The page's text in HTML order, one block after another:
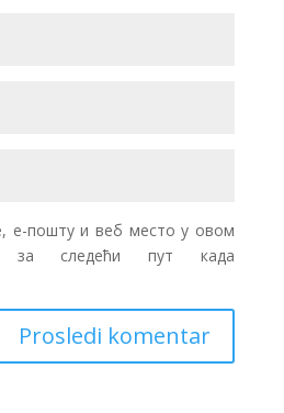
е-пошту и веб место у овом
за следећи пут када